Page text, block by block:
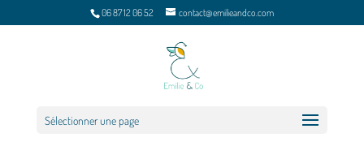
06 87 12 06 52 contact@emilieandco.com
Sélectionner une page